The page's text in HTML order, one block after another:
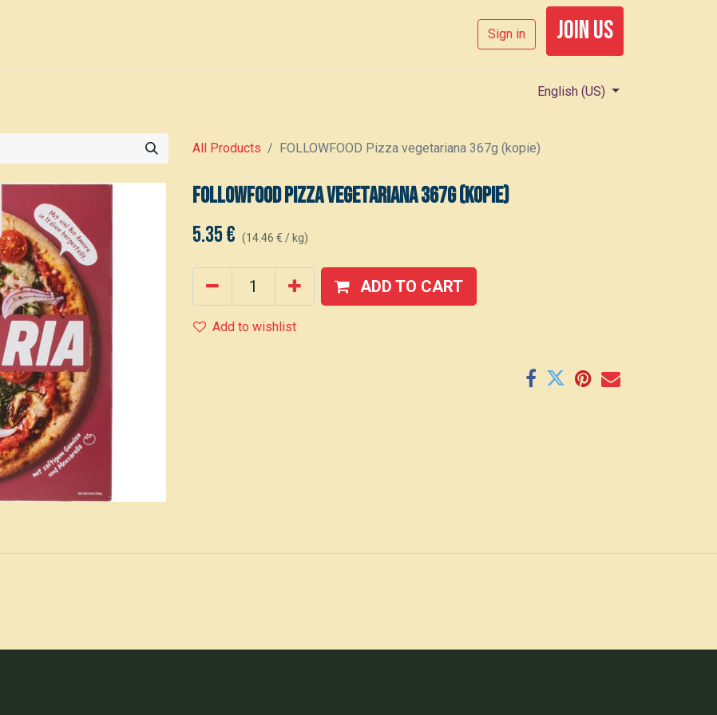
Sign in join us
English (US)
All Products FOLLOWFOOD Pizza vegetariana 367g (kopie)
FOLLOWFOOD Pizza vegetariana 367g (kopie)
5.35€ (14.46 € / kg)
ADD TO CART
Add to wishlist